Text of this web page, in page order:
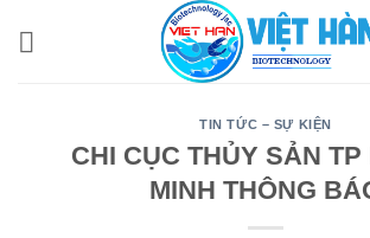
TIN TỨC – SỰ KIỆN
CHI CỤC THỦY SẢN TP
MINH THÔNG